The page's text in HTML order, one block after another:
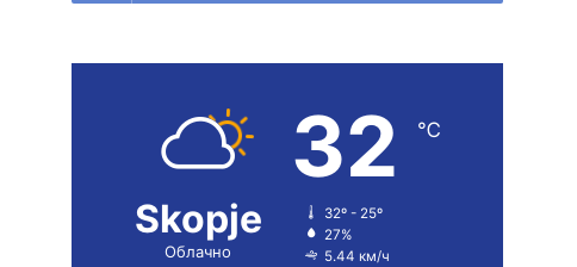
Skopje
Облачно
32 ℃
32º - 25º
27%
5.44 км/ч